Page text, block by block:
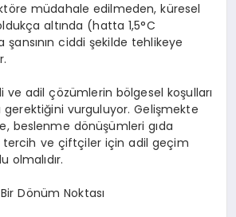
öre müdahale edilmeden, küresel
a altında (hatta 1,5°C
ciddi şekilde tehlikeye
ve adil çözümlerin bölgesel koşulları
gerektiğini vurguluyor. Gelişmekte
beslenme dönüşümleri gıda
tercih ve çiftçiler için adil geçim
olmalıdır.
Dönüm Noktası